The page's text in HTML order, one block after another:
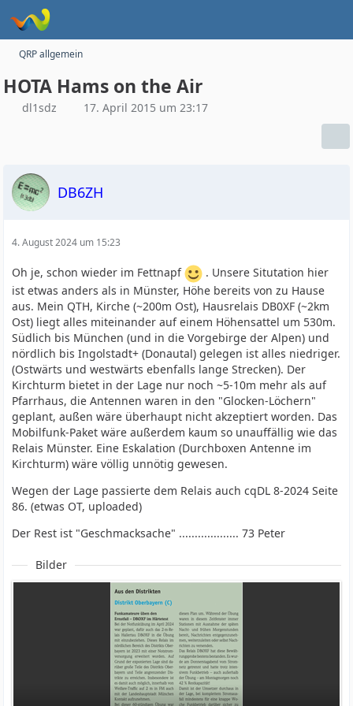
QRP allgemein
HOTA Hams on the Air
dl1sdz 17. April 2015 um 23:17
DB6ZH
4. August 2024 um 15:23
Oh je, schon wieder im Fettnapf
. Unsere Situtation hier
ist etwas anders als in Münster, Höhe bereits von zu Hause
aus. Mein QTH, Kirche (~200m Ost), Hausrelais DB0XF (~2km
Ost) liegt alles miteinander auf einem Höhensattel um 530m.
Südlich bis München (und in die Vorgebirge der Alpen) und
nördlich bis Ingolstadt+ (Donautal) gelegen ist alles niedriger.
(Ostwärts und westwärts ebenfalls lange Strecken). Der
Kirchturm bietet in der Lage nur noch ~5-10m mehr als auf
Pfarrhaus, die Antennen waren in den "Glocken-Löchern"
geplant, außen wäre überhaupt nicht akzeptiert worden. Das
Mobilfunk-Paket wäre außerdem kaum so unauffällig wie das
Relais Münster. Eine Eskalation (Durchboxen Antenne im
Kirchturm) wäre völlig unnötig gewesen.
Wegen der Lage passierte dem Relais auch cqDL 8-2024 Seite
86. (etwas OT, uploaded)
Der Rest ist "Geschmacksache" ................... 73 Peter
Bilder